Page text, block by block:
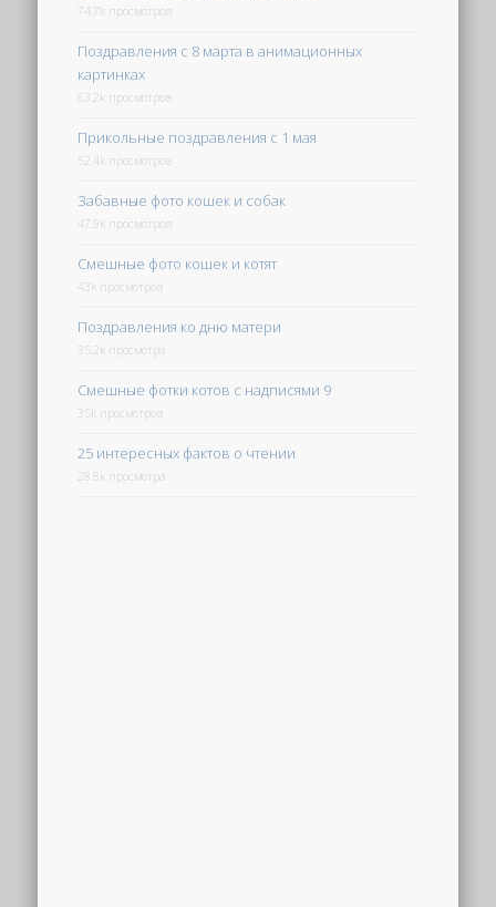
74.7k просмотров
Поздравления с 8 марта в анимационных
картинках
63.2k просмотров
Прикольные поздравления с 1 мая
52.4k просмотров
Забавные фото кошек и собак
47.9k просмотров
Смешные фото кошек и котят
43k просмотров
Поздравления ко дню матери
35.2k просмотра
Смешные фотки котов с надписями 9
35k просмотров
25 интересных фактов о чтении
28.8k просмотра